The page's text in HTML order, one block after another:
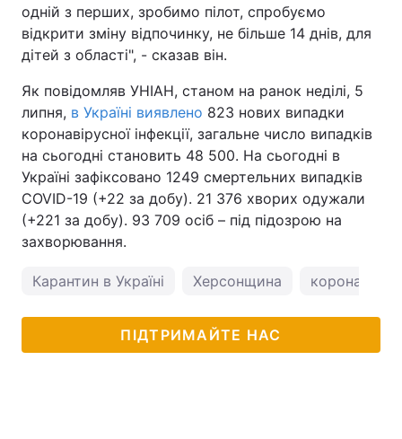
одній з перших, зробимо пілот, спробуємо
відкрити зміну відпочинку, не більше 14 днів, для
дітей з області", - сказав він.
Як повідомляв УНІАН, станом на ранок неділі, 5
липня, в Україні виявлено 823 нових випадки
коронавірусної інфекції, загальне число випадків
на сьогодні становить 48 500. На сьогодні в
Україні зафіксовано 1249 смертельних випадків
COVID-19 (+22 за добу). 21 376 хворих одужали
(+221 за добу). 93 709 осіб – під підозрою на
захворювання.
Карантин в Україні Херсонщина коронавірус
ПІДТРИМАЙТЕ НАС